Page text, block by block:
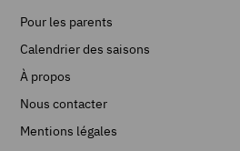
Pour les parents
Calendrier des saisons
À propos
Nous contacter
Mentions légales